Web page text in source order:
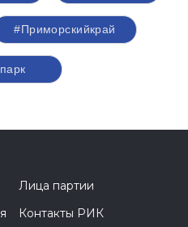
#Приморскийкрай
Лица партии
Контакты РИК